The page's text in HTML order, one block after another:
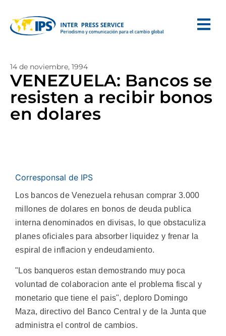
14 de noviembre, 1994
VENEZUELA: Bancos se
resisten a recibir bonos
en dolares
Corresponsal de IPS
Los bancos de Venezuela rehusan comprar 3.000
millones de dolares en bonos de deuda publica
interna denominados en divisas, lo que obstaculiza
planes oficiales para absorber liquidez y frenar la
espiral de inflacion y endeudamiento.
"Los banqueros estan demostrando muy poca
voluntad de colaboracion ante el problema fiscal y
monetario que tiene el pais", deploro Domingo
Maza, directivo del Banco Central y de la Junta que
administra el control de cambios.